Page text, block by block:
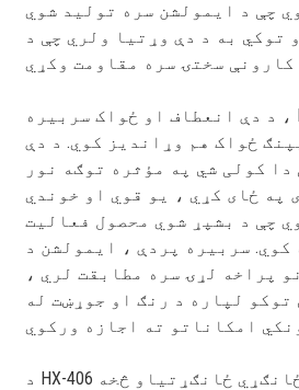
چې د ایمولشن سره تولید شوي
توکي به د دې وړتیا ولري چې د
د دې انعطاف او ځواک سربیره ، HX-406 ایمولشن د
ځواک هم وړاندیز کوي. د دې
دا کولی شي په مؤثره توګه نور
په ځای کړي ، یو قوي او خوندي
چې د بشپړ شوي محصول فعالیت
کوي. سربیره پردې ، ایمولشن د
پراخه لړۍ سره مطابقت لري ،
لپاره د رنګ او جوړښت له
د HX-406 ایمولشن ګټې د دې ځانګړي ځانګړتیاو څخه